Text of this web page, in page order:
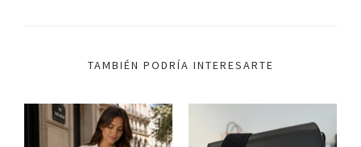
TAMBIÉN PODRÍA INTERESARTE